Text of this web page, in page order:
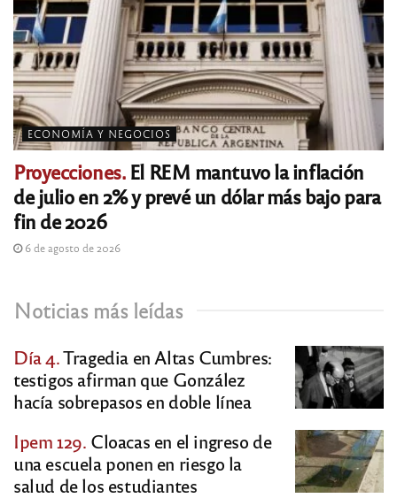
ECONOMÍA Y NEGOCIOS
Proyecciones.El REM mantuvo la inflación
de julio en 2% y prevé un dólar más bajo para
fin de 2026
6 de agosto de 2026
Noticias más leídas
Día 4.Tragedia en Altas Cumbres:
testigos afirman que González
hacía sobrepasos en doble línea
Ipem 129. Cloacas en el ingreso de
una escuela ponen en riesgo la
salud de los estudiantes